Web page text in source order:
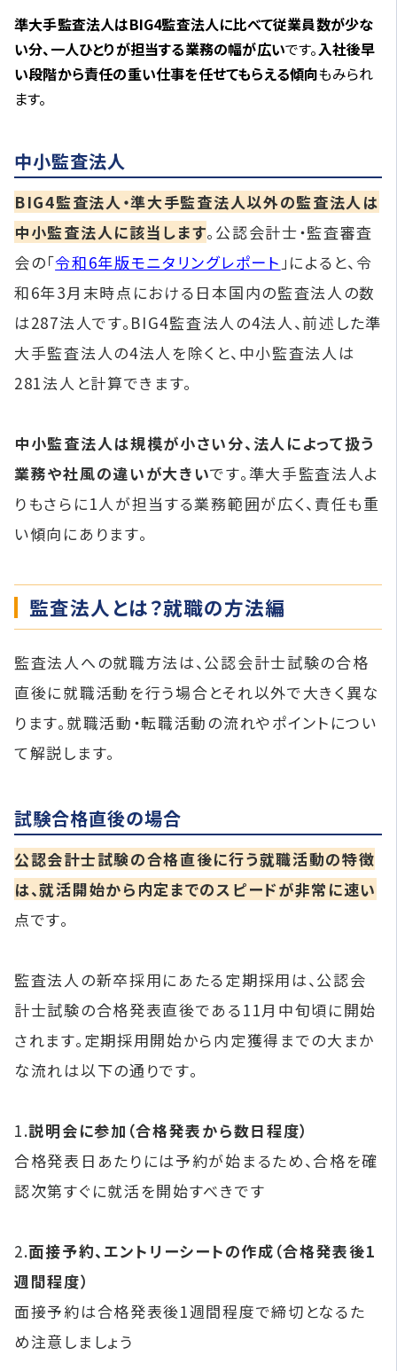
準大手監査法人はBIG4監査法人に比べて従業員数が少な
い分、一人ひとりが担当する業務の幅が広いです。入社後早
い段階から責任の重い仕事を任せてもらえる傾向もみられ
ます。
中小監査法人
BIG4監査法人・準大手監査法人以外の監査法人は
中小監査法人に該当します。公認会計士・監査審査
会の「令和6年版モニタリングレポート」によると、令
和6年3月末時点における日本国内の監査法人の数
は287法人です。BIG4監査法人の4法人、前述した準
大手監査法人の4法人を除くと、中小監査法人は
281法人と計算できます。
中小監査法人は規模が小さい分、法人によって扱う
業務や社風の違いが大きいです。準大手監査法人よ
りもさらに1人が担当する業務範囲が広く、責任も重
い傾向にあります。
監査法人とは？就職の方法編
監査法人への就職方法は、公認会計士試験の合格
直後に就職活動を行う場合とそれ以外で大きく異な
ります。就職活動・転職活動の流れやポイントについ
て解説します。
試験合格直後の場合
公認会計士試験の合格直後に行う就職活動の特徴
は、就活開始から内定までのスピードが非常に速い
点です。
監査法人の新卒採用にあたる定期採用は、公認会
計士試験の合格発表直後である11月中旬頃に開始
されます。定期採用開始から内定獲得までの大まか
な流れは以下の通りです。
1.説明会に参加（合格発表から数日程度）
合格発表日あたりには予約が始まるため、合格を確
認次第すぐに就活を開始すべきです
2.面接予約、エントリーシートの作成（合格発表後1
週間程度）
面接予約は合格発表後1週間程度で締切となるた
め注意しましょう